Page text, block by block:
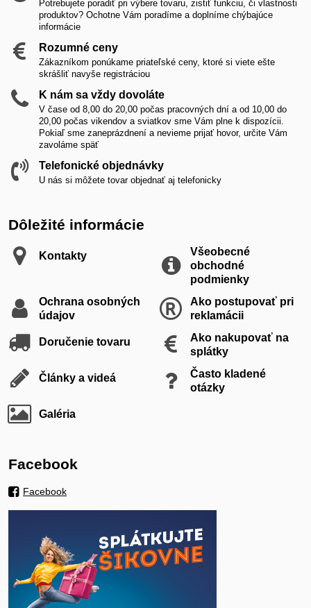
Potrebujete poradiť pri výbere tovaru, zistiť funkciu, či vlastnosti
produktov? Ochotne Vám poradíme a doplníme chýbajúce
informácie
Rozumné ceny
Zákazníkom ponúkame priateľské ceny, ktoré si viete ešte
skrášliť navyše registráciou
K nám sa vždy dovoláte
V čase od 8,00 do 20,00 počas pracovných dní a od 10,00 do
20,00 počas vikendov a sviatkov sme Vám plne k dispozícii.
Pokiaľ sme zaneprázdnení a nevieme prijať hovor, určite Vám
zavoláme späť
Telefonické objednávky
U nás si môžete tovar objednať aj telefonicky
Dôležité informácie
Kontakty
Všeobecné
obchodné
podmienky
Ochrana osobných
údajov
Ako postupovať pri
reklamácii
Doručenie tovaru
Ako nakupovať na
splátky
Články a videá
Často kladené
otázky
Galéria
Facebook
Facebook